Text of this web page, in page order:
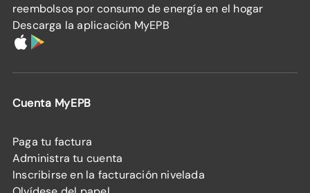
reembolsos por consumo de energía en el hogar
Descarga la aplicación MyEPB
Cuenta MyEPB
Paga tu factura
Administra tu cuenta
Inscribirse en la facturación nivelada